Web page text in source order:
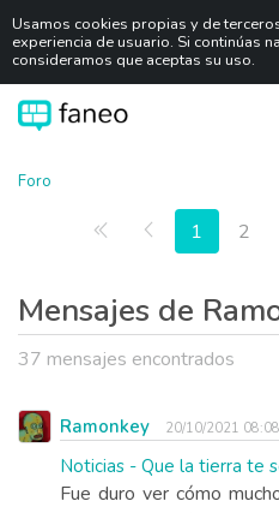
Usamos cookies propias y de
experiencia de usuario. Si continúas
consideramos que aceptas su uso.
Foro
Primera página
Anterior
1 2
Mensajes de
37 mensajes encontrados
Ramonkey 20/10/2021 08:08
Noticias - Que la tierra te
Fue duro ver cómo